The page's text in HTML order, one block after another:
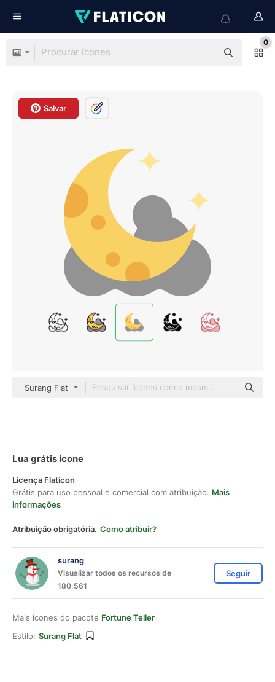
0
Salvar
Surang Flat
Lua grátis ícone
Licença Flaticon
Grátis para uso pessoal e comercial com atribuição. Mais
informações
Atribuição obrigatória. Como atribuir?
surang
Visualizar todos os recursos de
180,561
Seguir
Mais ícones do pacote Fortune Teller
Estilo: Surang Flat